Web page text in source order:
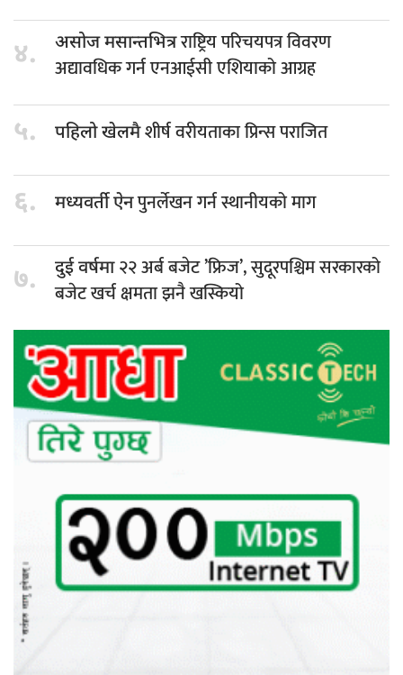
४. असोज मसान्तभित्रराष्ट्रिय परिचयपत्र विवरण
अद्यावधिक गर्न एनआईसी एशियाको आग्रह
५. पहिलो खेलमैशीर्ष वरीयताका प्रिन्स पराजित
६. मध्यवर्ती ऐनपुनर्लेखन गर्न स्थानीयको माग
७. दुई वर्षमा२२ अर्ब बजेट ’फ्रिज’, सुदूरपश्चिम सरकारको
बजेट खर्च क्षमता झनै खस्कियो